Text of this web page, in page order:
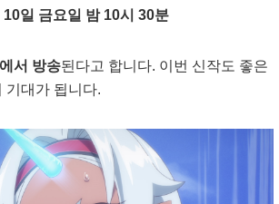
일 금요일 밤 10시 30분
서 방송된다고 합니다. 이번 신작도 좋은
기대가 됩니다.